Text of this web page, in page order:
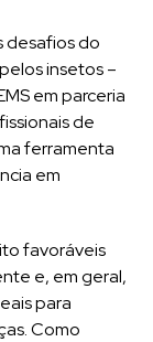
desafios do
insetos –
em parceria
de
ferramenta
em
favoráveis
e, em geral,
para
Como